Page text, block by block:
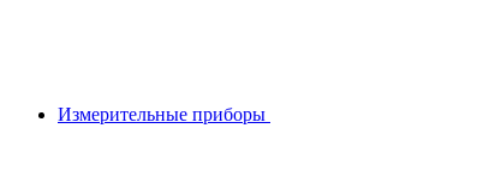
Измерительные приборы